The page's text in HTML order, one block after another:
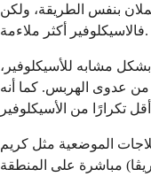
بنفس الطريقة، ولكن
فالاسيكلوفير أكثر ملاءمة.
مشابه للأسيكلوفير،
من عدوى الهربس. كما أنه
الموضعية مثل كريم
مباشرة على المنطقة